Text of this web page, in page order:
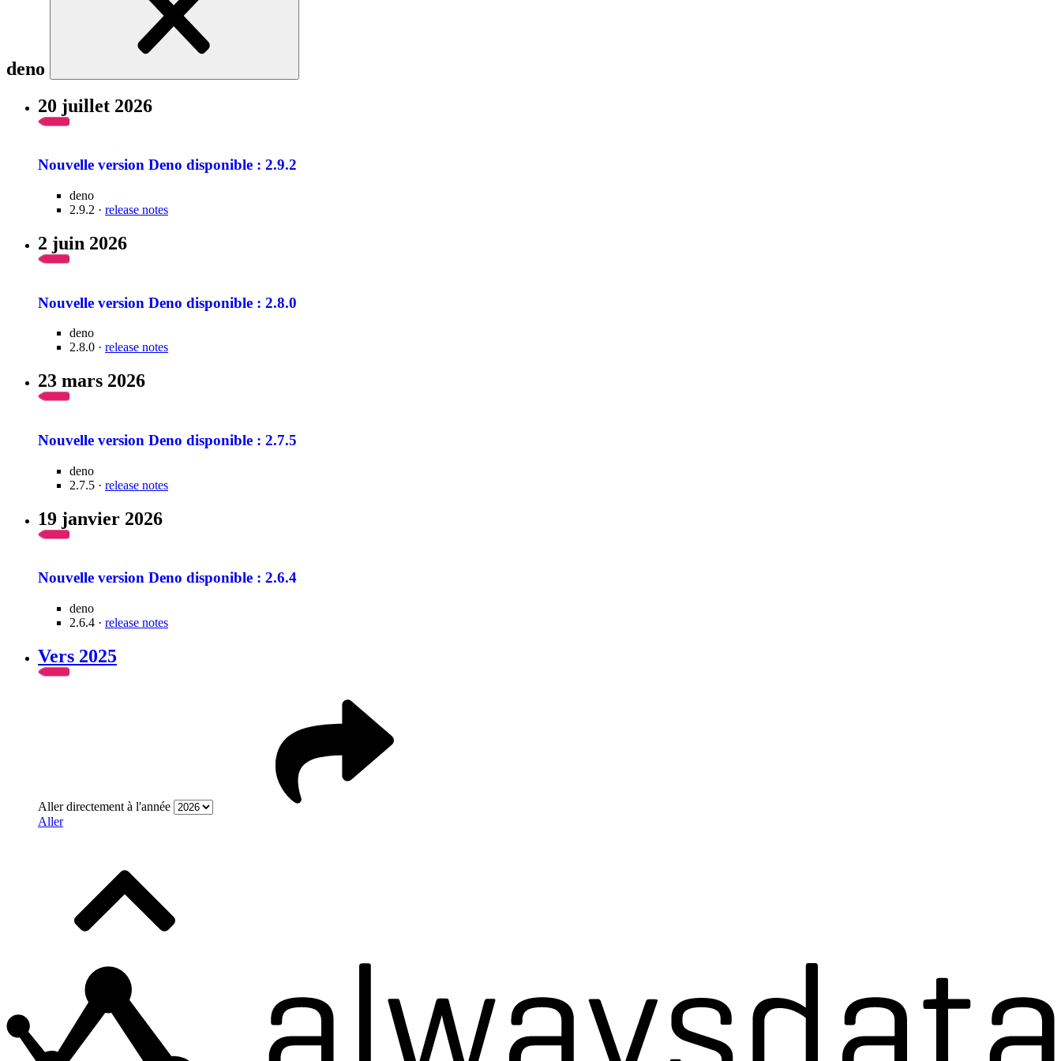
deno
20 juillet 2026
Nouvelle version Deno disponible : 2.9.2
deno
2.9.2 · release notes
2 juin 2026
Nouvelle version Deno disponible : 2.8.0
deno
2.8.0 · release notes
23 mars 2026
Nouvelle version Deno disponible : 2.7.5
deno
2.7.5 · release notes
19 janvier 2026
Nouvelle version Deno disponible : 2.6.4
deno
2.6.4 · release notes
Vers 2025
Aller directement à l'année
Aller